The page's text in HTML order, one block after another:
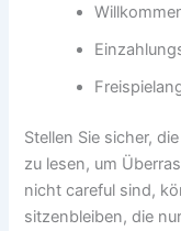
Stellen Sie sicher,
zu lesen, um
nicht careful sind,
sitzenbleiben, die